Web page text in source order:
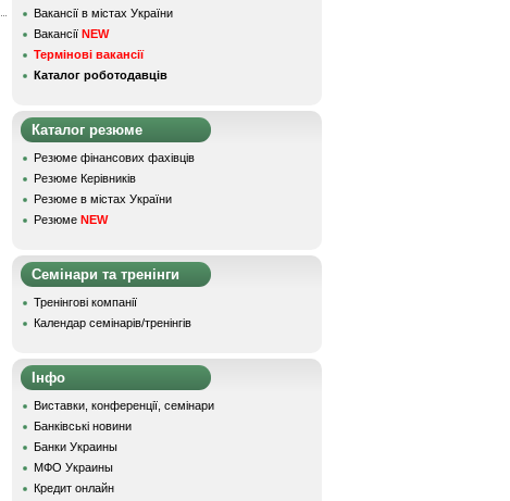
Вакансії в містах України
Вакансії NEW
Термінові вакансії
Каталог роботодавців
Каталог резюме
Резюме фінансових фахівців
Резюме Керівників
Резюме в містах України
Резюме NEW
Семінари та тренінги
Тренінгові компанії
Календар семінарів/тренінгів
Інфо
Виставки, конференції, семінари
Банківські новини
Банки Украины
МФО Украины
Кредит онлайн